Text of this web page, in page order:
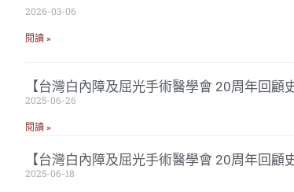
2026-03-06
閱讀 »
【台灣白內障及屈光手術醫學會 20周年回顧
2025-06-26
閱讀 »
【台灣白內障及屈光手術醫學會 20周年回顧
2025-06-18